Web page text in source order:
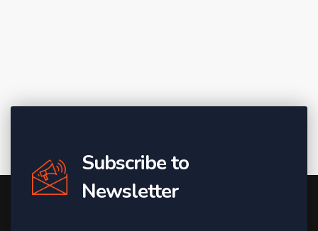
Subscribe to
Newsletter